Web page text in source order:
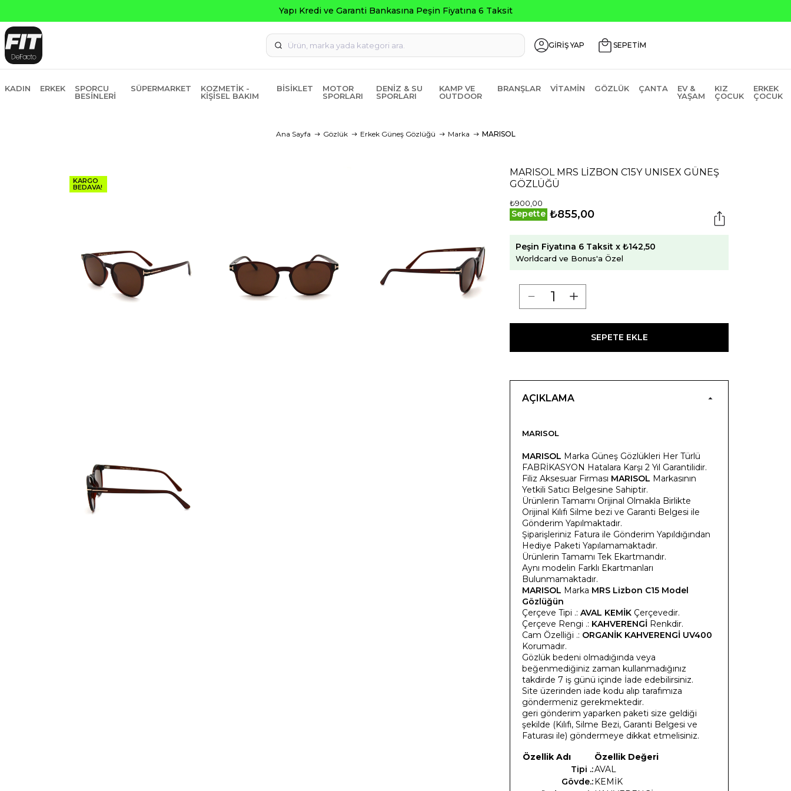
Yapı Kredi ve Garanti Bankasına Peşin Fiyatına 6 Taksit
GİRİŞ YAP SEPETİM
KADIN ERKEK
SPORCU
BESINLERI
SÜPERMARKET
KOZMETIK -
KIŞISEL BAKIM
BISIKLET
MOTOR
SPORLARI
DENIZ & SU
SPORLARI
KAMP VE
OUTDOOR
BRANŞLAR VITAMIN GÖZLÜK ÇANTA
EV &
YAŞAM
KIZ
ÇOCUK
ERKEK
ÇOCUK
Ana Sayfa Gözlük Erkek Güneş Gözlüğü Marka MARISOL
KARGO
BEDAVA!
MARISOL MRS LİZBON C15Y UNISEX GÜNEŞ
GÖZLÜĞÜ
₺900,00
Sepette ₺855,00
Peşin Fiyatına 6 Taksit x ₺142,50
Worldcard ve Bonus'a Özel
SEPETE EKLE
AÇIKLAMA
MARISOL
MARISOL Marka Güneş Gözlükleri Her Türlü
FABRİKASYON Hatalara Karşı 2 Yıl Garantilidir.
Filiz Aksesuar Firması MARISOL Markasının
Yetkili Satıcı Belgesine Sahiptir.
Ürünlerin Tamamı Orijinal Olmakla Birlikte
Orijinal Kılıfı Silme bezi ve Garanti Belgesi ile
Gönderim Yapılmaktadır.
Şiparişleriniz Fatura ile Gönderim Yapıldığından
Hediye Paketi Yapılamamaktadır.
Ürünlerin Tamamı Tek Ekartmandır.
Aynı modelin Farklı Ekartmanları
Bulunmamaktadır.
MARISOL Marka MRS Lizbon C15 Model
Gözlüğün
Çerçeve Tipi .: AVAL KEMİK Çerçevedir.
Çerçeve Rengi .: KAHVERENGİ Renkdir.
Cam Özelliği .: ORGANİK KAHVERENGİ UV400
Korumadır.
Gözlük bedeni olmadığında veya
beğenmediğiniz zaman kullanmadığınız
takdirde 7 iş günü içinde İade edebilirsiniz.
Site üzerinden iade kodu alıp tarafımıza
göndermeniz gerekmektedir.
geri gönderim yaparken paketi size geldiği
şekilde (Kılıfı, Silme Bezi, Garanti Belgesi ve
Faturası ile) göndermeye dikkat etmelisiniz.
Özellik Adı
Özellik Değeri
Tipi .:AVAL
Gövde.:KEMİK